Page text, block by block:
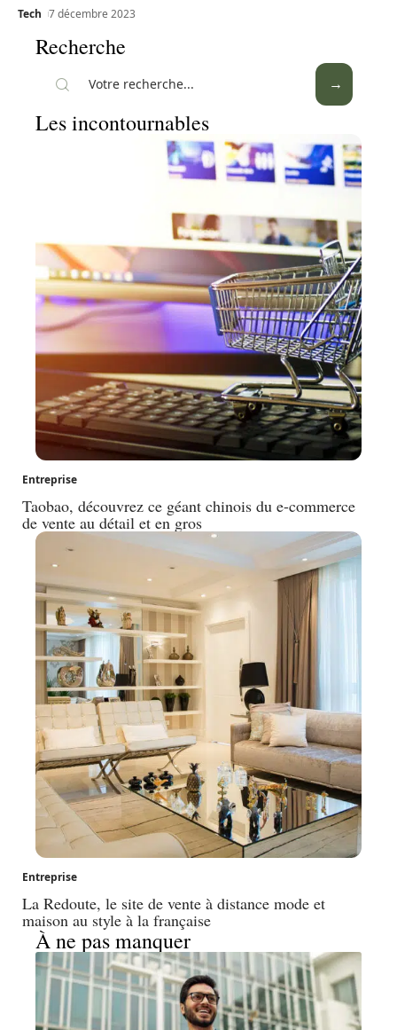
Tech 7 décembre 2023
Recherche
Les incontournables
Entreprise
Taobao, découvrez ce géant chinois du e-commerce
de vente au détail et en gros
Entreprise
La Redoute, le site de vente à distance mode et
maison au style à la française
À ne pas manquer